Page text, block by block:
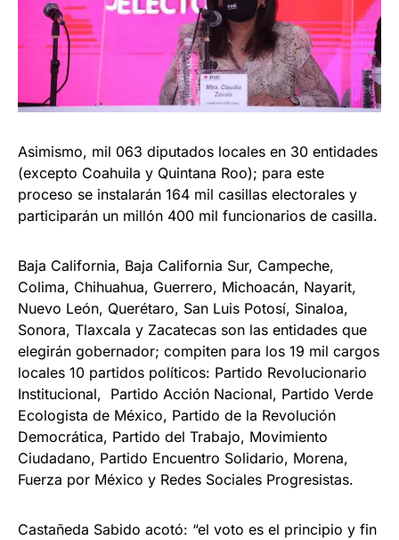
Asimismo, mil 063 diputados locales en 30 entidades
(excepto Coahuila y Quintana Roo); para este
proceso se instalarán 164 mil casillas electorales y
participarán un millón 400 mil funcionarios de casilla.
Baja California, Baja California Sur, Campeche,
Colima, Chihuahua, Guerrero, Michoacán, Nayarit,
Nuevo León, Querétaro, San Luis Potosí, Sinaloa,
Sonora, Tlaxcala y Zacatecas son las entidades que
elegirán gobernador; compiten para los 19 mil cargos
locales 10 partidos políticos: Partido Revolucionario
Institucional, Partido Acción Nacional, Partido Verde
Ecologista de México, Partido de la Revolución
Democrática, Partido del Trabajo, Movimiento
Ciudadano, Partido Encuentro Solidario, Morena,
Fuerza por México y Redes Sociales Progresistas.
Castañeda Sabido acotó: “el voto es el principio y fin